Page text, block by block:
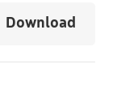
Download